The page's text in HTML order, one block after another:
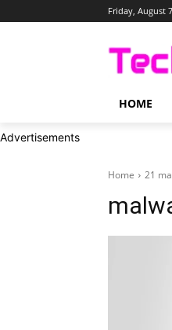
Friday, August
HOME
Advertisements
Home 21